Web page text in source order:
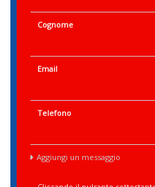
Cognome
Email
Telefono
Aggiungi un messaggio